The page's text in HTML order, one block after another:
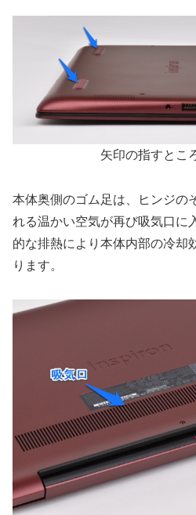
矢印の指すとこ
本体奥側のゴム足は、ヒンジの
れる温かい空気が再び吸気口に
的な排熱により本体内部の冷却
ります。